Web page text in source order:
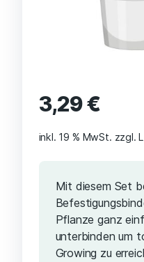
3,29€
inkl. 19 % MwSt. zzgl.
Mit diesem Set
Pflanze ganz
unterbinden um
Growing zu